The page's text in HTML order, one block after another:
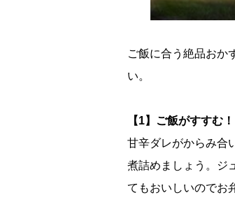
ご飯に合う絶品おか
い。
【1】ご飯がすすむ
甘辛ダレがからみ合
煮詰めましょう。ジ
てもおいしいのでお